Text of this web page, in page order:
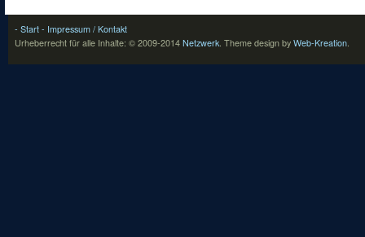
- Start - Impressum / Kontakt
Urheberrecht für alle Inhalte: © 2009-2014 Netzwerk. Theme design by Web-Kreation.